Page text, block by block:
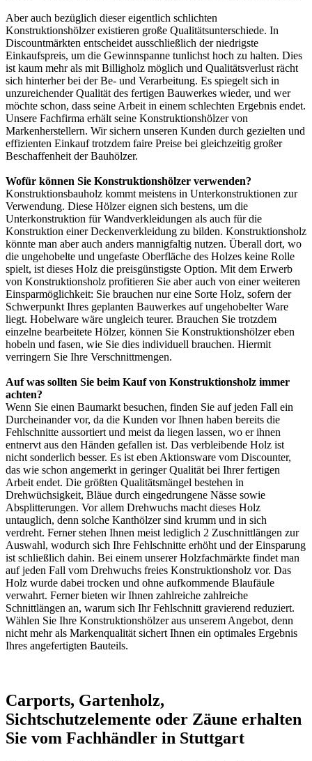
Aber auch bezüglich dieser eigentlich schlichten
Konstruktionshölzer existieren große Qualitätsunterschiede. In
Discountmärkten entscheidet ausschließlich der niedrigste
Einkaufspreis, um die Gewinnspanne tunlichst hoch zu halten. Dies
ist kaum mehr als mit Billigholz möglich und Qualitätsverlust rächt
sich hinterher bei der Be- und Verarbeitung. Es spiegelt sich in
unzureichender Qualität des fertigen Bauwerkes wieder, und wer
möchte schon, dass seine Arbeit in einem schlechten Ergebnis endet.
Unsere Fachfirma erhält seine Konstruktionshölzer von
Markenherstellern. Wir sichern unseren Kunden durch gezielten und
effizienten Einkauf trotzdem faire Preise bei gleichzeitig großer
Beschaffenheit der Bauhölzer.
Wofür können Sie Konstruktionshölzer verwenden?
Konstruktionsbauholz kommt meistens in Unterkonstruktionen zur
Verwendung. Diese Hölzer eignen sich bestens, um die
Unterkonstruktion für Wandverkleidungen als auch für die
Konstruktion einer Deckenverkleidung zu bilden. Konstruktionsholz
könnte man aber auch anders mannigfaltig nutzen. Überall dort, wo
die ungehobelte und ungefaste Oberfläche des Holzes keine Rolle
spielt, ist dieses Holz die preisgünstigste Option. Mit dem Erwerb
von Konstruktionsholz profitieren Sie aber auch von einer weiteren
Einsparmöglichkeit: Sie brauchen nur eine Sorte Holz, sofern der
Schwerpunkt Ihres geplanten Bauwerkes auf ungehobelter Ware
liegt. Hobelware wäre ungleich teurer. Brauchen Sie trotzdem
einzelne bearbeitete Hölzer, können Sie Konstruktionshölzer eben
hobeln und fasen, wie Sie dies individuell brauchen. Hiermit
verringern Sie Ihre Verschnittmengen.
Auf was sollten Sie beim Kauf von Konstruktionsholz immer
achten?
Wenn Sie einen Baumarkt besuchen, finden Sie auf jeden Fall ein
Durcheinander vor, da die Kunden vor Ihnen haben bereits die
Fehlschnitte aussortiert und meist da liegen lassen, wo er ihnen
entnervt aus den Händen gefallen ist. Das verbleibende Holz ist
nicht sonderlich besser. Es ist eben Aktionsware vom Discounter,
das wie schon angemerkt in geringer Qualität bei Ihrer fertigen
Arbeit endet. Die größten Qualitätsmängel bestehen in
Drehwüchsigkeit, Bläue durch eingedrungene Nässe sowie
Absplitterungen. Vor allem Drehwuchs macht dieses Holz
untauglich, denn solche Kanthölzer sind krumm und in sich
verdreht. Ferner stehen Ihnen meist lediglich 2 Zuschnittlängen zur
Auswahl, wodurch sich Ihre Fehlschnitte erhöht und der Einsparung
ist schließlich dahin. Bei einem unserer Holzfachmärkte findet man
auf jeden Fall vom Drehwuchs freies Konstruktionsholz vor. Das
Holz wurde dabei trocken und ohne aufkommende Blaufäule
verwahrt. Ferner bieten wir Ihnen zahlreiche zahlreiche
Schnittlängen an, warum sich Ihr Fehlschnitt gravierend reduziert.
Wählen Sie Ihre Konstruktionshölzer aus unserem Angebot, denn
nicht mehr als Markenqualität sichert Ihnen ein optimales Ergebnis
Ihres angefertigten Bauteils.
Carports, Gartenholz,
Sichtschutzelemente oder Zäune erhalten
Sie vom Fachhändler in Stuttgart